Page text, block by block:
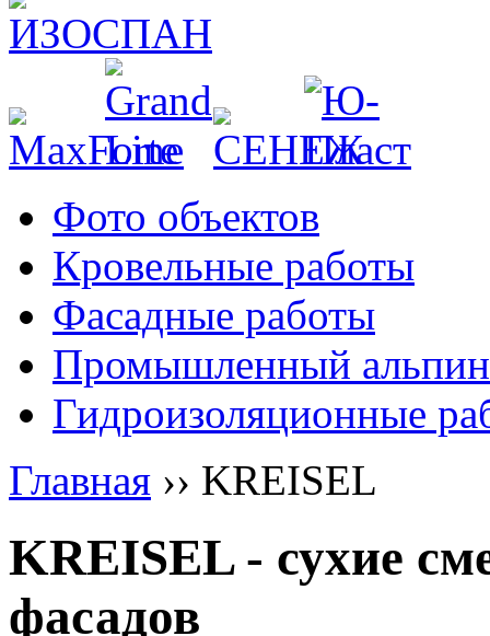
Фото объектов
Кровельные работы
Фасадные работы
Промышленный
Гидроизоляционные
Главная ›› KREISEL
KREISEL - сухие
фасадов